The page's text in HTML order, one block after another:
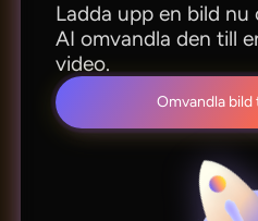
Ladda upp en bild
AI omvandla den till
video.
Omvandla bild